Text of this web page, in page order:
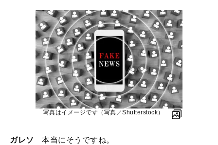
写真はイメージです（写真／Shutterstock）
ガレソ 本当にそうですね。